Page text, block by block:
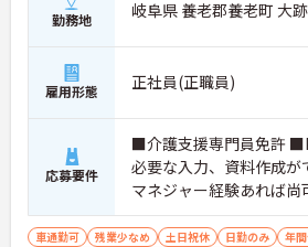
・時間外労働なし
・年間休日115日
→ メリハリをつけて働けます♪
■ 安定収入を目指せる待遇
収入面も魅力の求人です
・賞与過去実績3.40ヶ月分
・皆勤手当あり
・処遇改善金支給あり
勤務地 岐阜県 養老郡養老町 大
雇用形態 正社員(正職員)
応募要件
■介護支援専門員免許
必要な入力、資料作成
マネジャー経験あれば尚
車通勤可 残業少なめ 土日祝休 日勤のみ
年